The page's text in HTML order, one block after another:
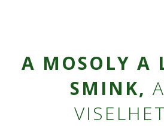
A MOSOLY A
SMINK,